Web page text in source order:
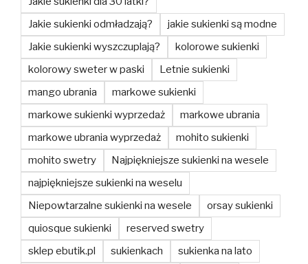
Jakie sukienki odmładzają?
jakie sukienki są modne
Jakie sukienki wyszczuplają?
kolorowe sukienki
kolorowy sweter w paski
Letnie sukienki
mango ubrania
markowe sukienki
markowe sukienki wyprzedaż
markowe ubrania
markowe ubrania wyprzedaż
mohito sukienki
mohito swetry
Najpiękniejsze sukienki na wesele
najpiękniejsze sukienki na weselu
Niepowtarzalne sukienki na wesele
orsay sukienki
quiosque sukienki
reserved swetry
sklep ebutik.pl
sukienkach
sukienka na lato